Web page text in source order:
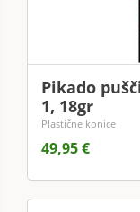
Pikado
1, 18gr
Plastične konice
49,95 €